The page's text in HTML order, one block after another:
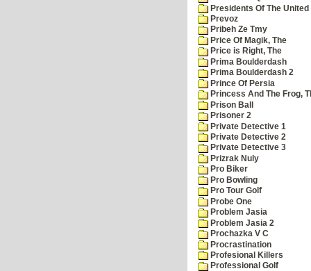
Presidents Of The
Prevoz
Pribeh Ze Tmy
Price Of Magik, The
Price is Right, The
Prima Boulderdash
Prima Boulderdash 2
Prince Of Persia
Princess And The Frog,
Prison Ball
Prisoner 2
Private Detective 1
Private Detective 2
Private Detective 3
Prizrak Nuly
Pro Biker
Pro Bowling
Pro Tour Golf
Probe One
Problem Jasia
Problem Jasia 2
Prochazka V C
Procrastination
Profesional Killers
Professional Golf